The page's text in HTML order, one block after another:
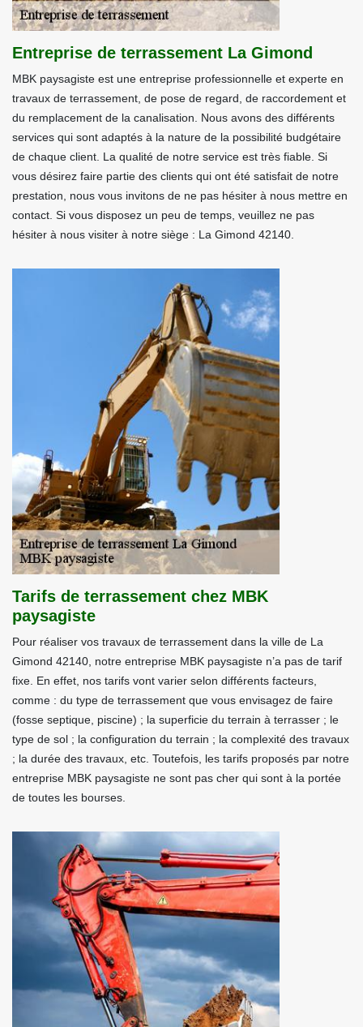
Entreprise de terrassement La Gimond
MBK paysagiste est une entreprise professionnelle et experte en
travaux de terrassement, de pose de regard, de raccordement et
du remplacement de la canalisation. Nous avons des différents
services qui sont adaptés à la nature de la possibilité budgétaire
de chaque client. La qualité de notre service est très fiable. Si
vous désirez faire partie des clients qui ont été satisfait de notre
prestation, nous vous invitons de ne pas hésiter à nous mettre en
contact. Si vous disposez un peu de temps, veuillez ne pas
hésiter à nous visiter à notre siège : La Gimond 42140.
Tarifs de terrassement chez MBK
paysagiste
Pour réaliser vos travaux de terrassement dans la ville de La
Gimond 42140, notre entreprise MBK paysagiste n’a pas de tarif
fixe. En effet, nos tarifs vont varier selon différents facteurs,
comme : du type de terrassement que vous envisagez de faire
(fosse septique, piscine) ; la superficie du terrain à terrasser ; le
type de sol ; la configuration du terrain ; la complexité des travaux
; la durée des travaux, etc. Toutefois, les tarifs proposés par notre
entreprise MBK paysagiste ne sont pas cher qui sont à la portée
de toutes les bourses.